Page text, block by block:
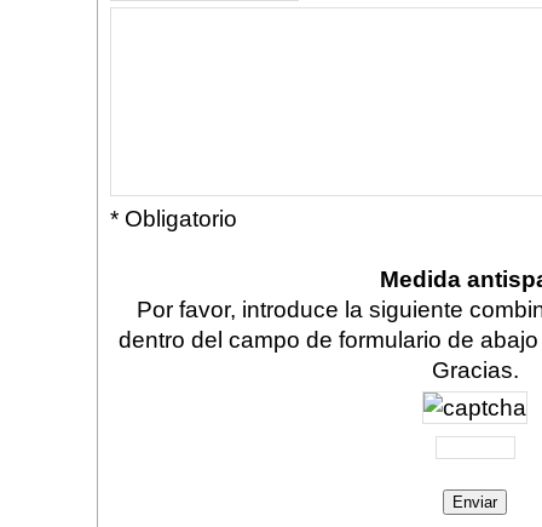
* Obligatorio
Medida
Por favor, introduce la siguiente
dentro del campo de formulario de
Gracias.